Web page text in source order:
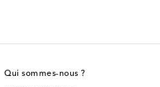
Qui sommes-nous ?